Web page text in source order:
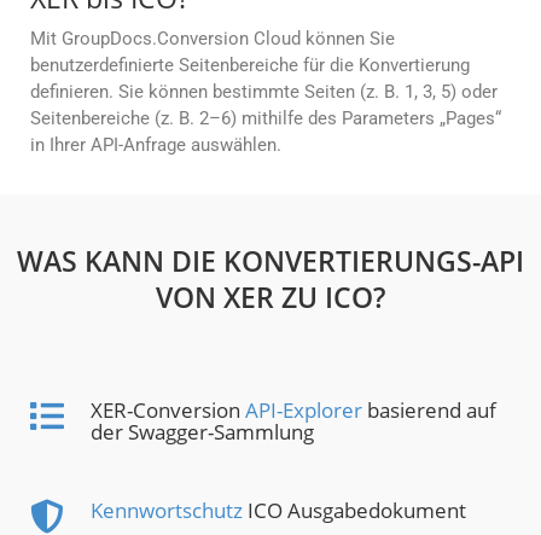
Mit GroupDocs.Conversion Cloud können Sie
benutzerdefinierte Seitenbereiche für die Konvertierung
definieren. Sie können bestimmte Seiten (z. B. 1, 3, 5) oder
Seitenbereiche (z. B. 2–6) mithilfe des Parameters „Pages“
in Ihrer API-Anfrage auswählen.
WAS KANN DIE KONVERTIERUNGS-API
VON XER ZU ICO?
XER-Conversion API-Explorer basierend auf
der Swagger-Sammlung
Kennwortschutz ICO Ausgabedokument